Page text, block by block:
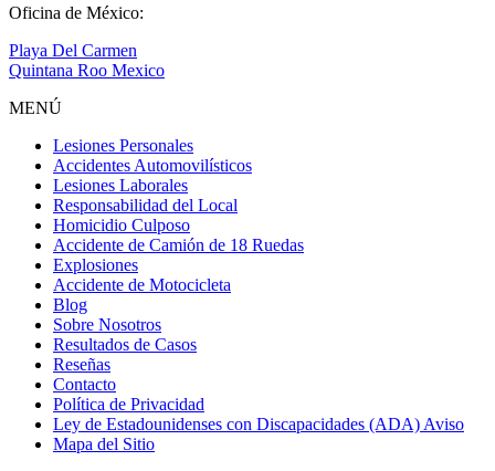
Oficina de México:
Playa Del Carmen
Quintana Roo Mexico
MENÚ
Lesiones Personales
Accidentes Automovilísticos
Lesiones Laborales
Responsabilidad del Local
Homicidio Culposo
Accidente de Camión de 18 Ruedas
Explosiones
Accidente de Motocicleta
Blog
Sobre Nosotros
Resultados de Casos
Reseñas
Contacto
Política de Privacidad
Ley de Estadounidenses con Discapacidades (ADA) Aviso
Mapa del Sitio